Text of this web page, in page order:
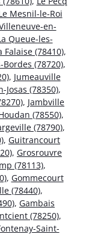
Mesnil-le-Roi
en-
Queue-les-
Falaise (78410),
Bordes (78720),
, Jumeauville
Josas (78350),
, Jambville
(78550),
(78790),
, Guitrancourt
, Grosrouvre
(78113),
, Gommecourt
(78440),
, Gambais
(78250),
Saint-